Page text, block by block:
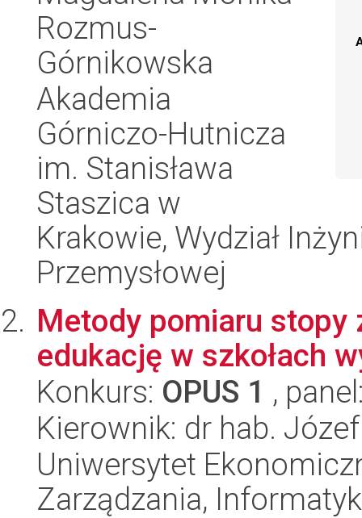
Rozmus-
Górnikowska
Akademia
Górniczo-Hutnicza
im. Stanisława
Staszica w
Krakowie, Wydział
Przemysłowej
Metody pomiaru
edukację w szkołach
Konkurs: OPUS 1 ,
Kierownik: dr hab.
Uniwersytet
Zarządzania,